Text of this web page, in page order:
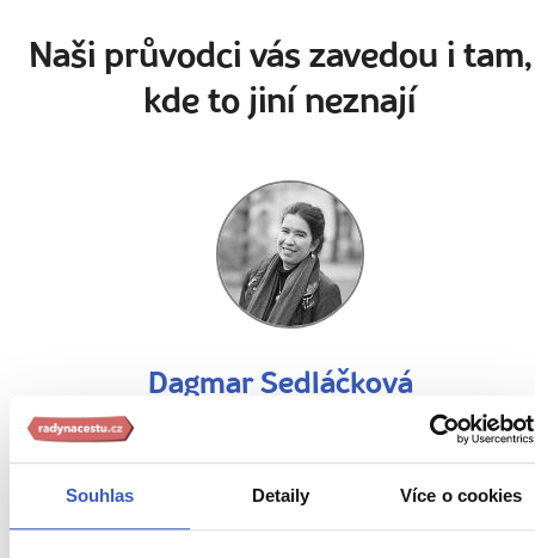
Souhlas Detaily Více o cookies
Naši průvodci vás zavedou i tam,
kde to jiní neznají
Dagmar Sedláčková
„Cestování mi otevřelo oči. Objevíte spolu se mnou místa,
která je otevřou i vám."